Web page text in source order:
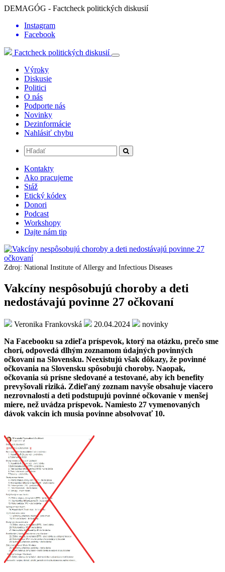
DEMAGÓG - Factcheck politických diskusií
Instagram
Facebook
Factcheck politických diskusií
Výroky
Diskusie
Politici
O nás
Podporte nás
Novinky
Dezinformácie
Nahlásiť chybu
Kontakty
Ako pracujeme
Stáž
Etický kódex
Donori
Podcast
Workshopy
Dajte nám tip
Zdroj: National Institute of Allergy and Infectious Diseases
Vakcíny nespôsobujú choroby a deti
nedostávajú povinne 27 očkovaní
Veronika Frankovská 20.04.2024
novinky
Na Facebooku sa zdieľa príspevok, ktorý na otázku, prečo sme
chorí, odpovedá dlhým zoznamom údajných povinných
očkovaní na Slovensku. Neexistujú však dôkazy, že povinné
očkovania na Slovensku spôsobujú choroby. Naopak,
očkovania sú prísne sledované a testované, aby ich benefity
prevyšovali riziká. Zdieľaný zoznam navyše obsahuje viacero
nezrovnalostí a deti podstupujú povinné očkovanie v menšej
miere, než uvádza príspevok. Namiesto 27 vymenovaných
dávok vakcín ich musia povinne absolvovať 10.